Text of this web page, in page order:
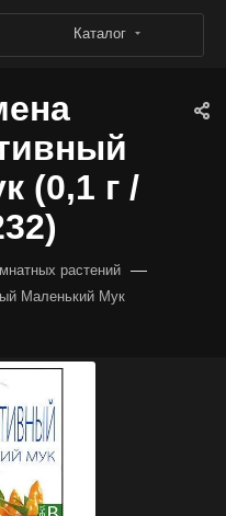
Каталог
(0,1 г /
растений —
Маленький Мук